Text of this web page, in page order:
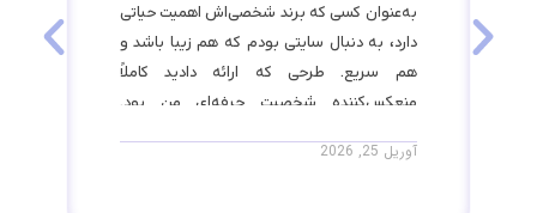
به‌عنوان کسی که برند شخصی‌اش اهمیت حیاتی
دارد، به دنبال سایتی بودم که هم زیبا باشد و
هم سریع. طرحی که ارائه دادید کاملاً
منعکس‌کننده شخصیت حرفه‌ای من بود.
اضافه کردید، کارم را بسیار راحت کرد.
آوریل 25, 2026